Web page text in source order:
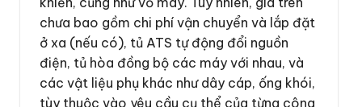
chưa bao gồm chi phí vận chuyển và lắp đặt
ở xa (nếu có), tủ ATS tự động đổi nguồn
điện, tủ hòa đồng bộ các máy với nhau, và
các vật liệu phụ khác như dây cáp, ống khói,
tùy thuộc vào yêu cầu cụ thể của từng công